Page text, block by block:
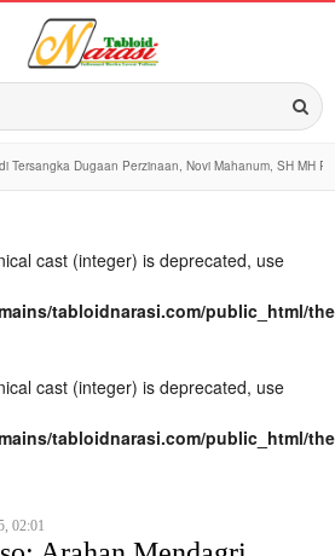
Tersangka Dugaan Perzinaan, Novi Mahanum, SH MH
cast (integer) is deprecated, use
tabloidnarasi.com/public_html/
cast (integer) is deprecated, use
tabloidnarasi.com/public_html/
02:01